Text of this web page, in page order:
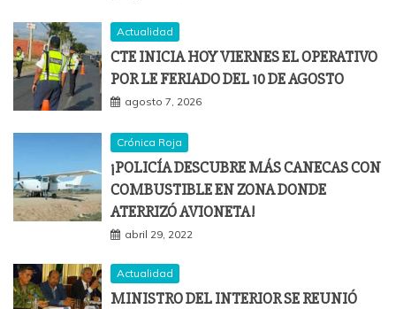
Actualidad
CTE INICIA HOY VIERNES EL OPERATIVO
POR LE FERIADO DEL 10 DE AGOSTO
agosto 7, 2026
Crónica Roja
¡POLICÍA DESCUBRE MÁS CANECAS CON
COMBUSTIBLE EN ZONA DONDE
ATERRIZÓ AVIONETA!
abril 29, 2022
Actualidad
MINISTRO DEL INTERIOR SE REUNIÓ